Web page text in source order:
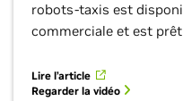
robots-taxis est
commerciale et est
Lire l’article
Regarder la vidéo